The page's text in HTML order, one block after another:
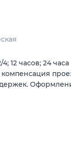
12 часов; 24